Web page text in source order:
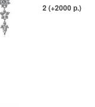
2 (+2000 р.)